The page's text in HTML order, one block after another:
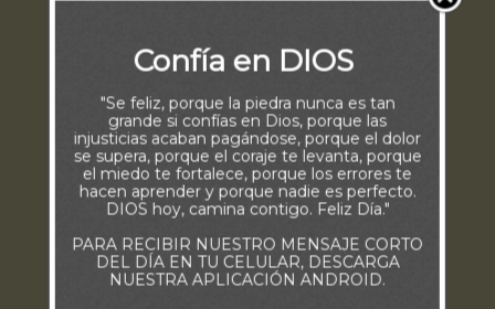
Confía en DIOS
"Se feliz, porque la piedra nunca es tan
grande si confías en Dios, porque las
injusticias acaban pagándose, porque el dolor
se supera, porque el coraje te levanta, porque
el miedo te fortalece, porque los errores te
hacen aprender y porque nadie es perfecto.
DIOS hoy, camina contigo. Feliz Día."
PARA RECIBIR NUESTRO MENSAJE CORTO
DEL DÍA EN TU CELULAR, DESCARGA
NUESTRA APLICACIÓN ANDROID.